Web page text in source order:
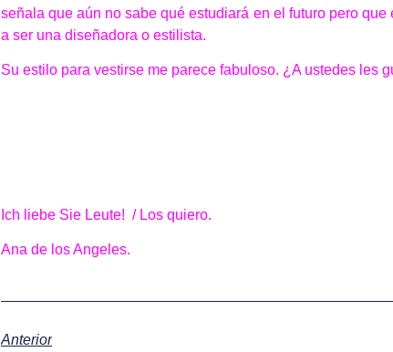
señala que aún no sabe qué estudiará en el futuro pero
a ser una diseñadora o estilista.
Su estilo para vestirse me parece fabuloso. ¿A ustedes les
Ich liebe Sie Leute! / Los quiero.
Ana de los Angeles.
Anterior